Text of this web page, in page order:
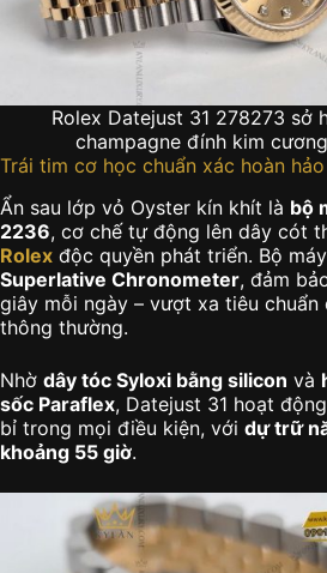
Rolex Datejust 31 278273 sở
champagne đính kim
Trái tim cơ học chuẩn xác hoàn hảo
Ẩn sau lớp vỏ Oyster kín khít là bộ
2236, cơ chế tự động lên dây cót
Rolex độc quyền phát triển. Bộ
Superlative Chronometer, đảm
giây mỗi ngày – vượt xa tiêu chuẩn
thông thường.
Nhờ dây tóc Syloxi bằng silicon và
sốc Paraflex, Datejust 31 hoạt
bỉ trong mọi điều kiện, với dự trữ
khoảng 55 giờ.